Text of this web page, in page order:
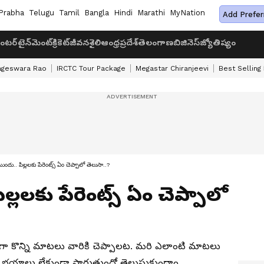
Telugu Tamil Bangla Hindi Marathi MyNation Add
క్రికెట్జీవనశైలిఆంధ్రప్రదేశ్తెలంగాణబిజినెస్జ్యోతిష్యం
Rao IRCTC Tour Package Megastar Chiranjeevi Best Selling
పిల్లలకు పేరెంట్స్ ఏం చెప్పాలో తెలుసా..?
పేరెంట్స్ ఏం చెప్పాలో
కొన్ని మాటలు వారికి చెప్పాలట. మరి ఎలాంటి మాటలు